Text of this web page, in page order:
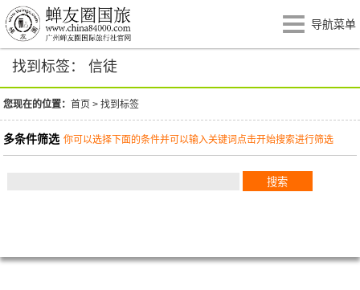
导航菜单
找到标签： 信徒
您现在的位置：首页 >找到标签
多条件筛选 你可以选择下面的条件并可以输入关键词点击开始搜索进行筛选